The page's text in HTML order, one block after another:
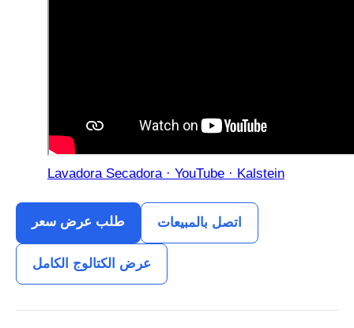
Lavadora Secadora · YouTube · Kalstein
طلب عرض سعر اتصل بالمبيعات
عرض الكتالوج الكامل